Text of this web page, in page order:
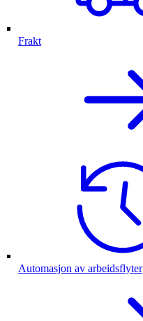
Frakt
Automasjon av arbeidsflyter